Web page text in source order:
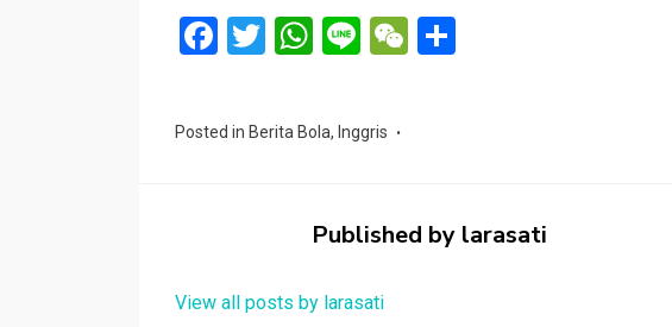
F
b
T
er
W
s
p
Li
W
Posted in Berita Bola, Inggris
Published by larasati
View all posts by larasati